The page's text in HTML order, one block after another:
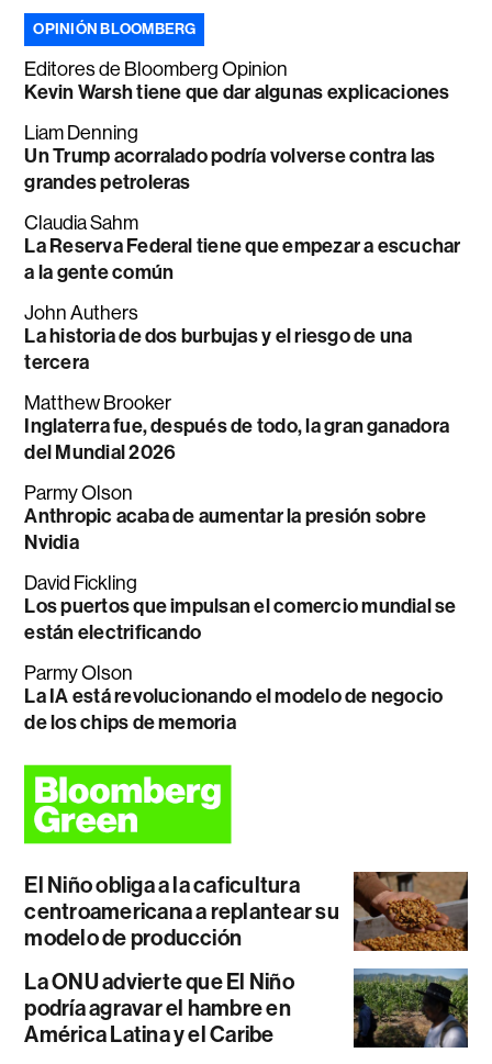
OPINIÓN BLOOMBERG
Editores de Bloomberg Opinion
Kevin Warsh tiene que dar algunas explicaciones
Liam Denning
Un Trump acorralado podría volverse contra las
grandes petroleras
Claudia Sahm
La Reserva Federal tiene que empezar a escuchar
a la gente común
John Authers
La historia de dos burbujas y el riesgo de una
tercera
Matthew Brooker
Inglaterra fue, después de todo, la gran ganadora
del Mundial 2026
Parmy Olson
Anthropic acaba de aumentar la presión sobre
Nvidia
David Fickling
Los puertos que impulsan el comercio mundial se
están electrificando
Parmy Olson
La IA está revolucionando el modelo de negocio
de los chips de memoria
El Niño obliga a la caficultura
centroamericana a replantear su
modelo de producción
La ONU advierte que El Niño
podría agravar el hambre en
América Latina y el Caribe